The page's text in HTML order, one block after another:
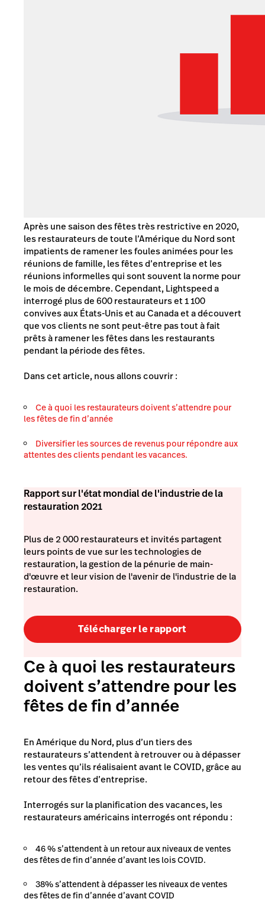
Après une saison des fêtes très restrictive en 2020,
les restaurateurs de toute l’Amérique du Nord sont
impatients de ramener les foules animées pour les
réunions de famille, les fêtes d’entreprise et les
réunions informelles qui sont souvent la norme pour
le mois de décembre. Cependant, Lightspeed a
interrogé plus de 600 restaurateurs et 1 100
convives aux États-Unis et au Canada et a découvert
que vos clients ne sont peut-être pas tout à fait
prêts à ramener les fêtes dans les restaurants
pendant la période des fêtes.
Dans cet article, nous allons couvrir :
Ce à quoi les restaurateurs doivent s’attendre pour
les fêtes de fin d’année
Diversifier les sources de revenus pour répondre aux
attentes des clients pendant les vacances.
Rapport sur l'état mondial de l'industrie de la
restauration 2021
Plus de 2 000 restaurateurs et invités partagent
leurs points de vue sur les technologies de
restauration, la gestion de la pénurie de main-
d'œuvre et leur vision de l'avenir de l'industrie de la
restauration.
Télécharger le rapport
Ce à quoi les restaurateurs
doivent s’attendre pour les
fêtes de fin d’année
En Amérique du Nord, plus d’un tiers des
restaurateurs s’attendent à retrouver ou à dépasser
les ventes qu’ils réalisaient avant le COVID, grâce au
retour des fêtes d’entreprise.
Interrogés sur la planification des vacances, les
restaurateurs américains interrogés ont répondu :
46 % s’attendent à un retour aux niveaux de ventes
des fêtes de fin d’année d’avant les lois COVID.
38% s’attendent à dépasser les niveaux de ventes
des fêtes de fin d’année d’avant COVID